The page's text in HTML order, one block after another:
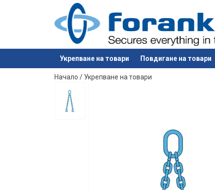
Укрепване на товари Повдигане на товари
е добавен към вашето запитване
Начало / Укрепване на товари